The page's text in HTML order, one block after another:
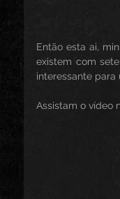
Então esta ai,
existem com
interessante para
Assistam o vídeo